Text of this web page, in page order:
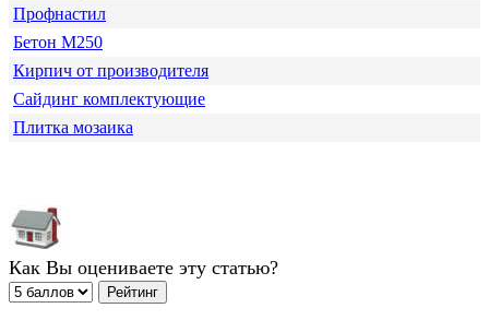
Профнастил
Бетон М250
Кирпич от производителя
Сайдинг комплектующие
Плитка мозаика
Как Вы оцениваете эту статью?